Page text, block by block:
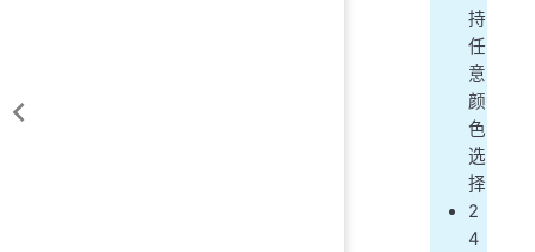
持
任
意
颜
色
选
择
2
4